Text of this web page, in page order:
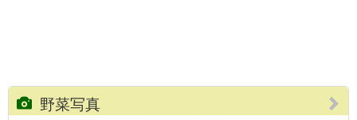
野菜写真